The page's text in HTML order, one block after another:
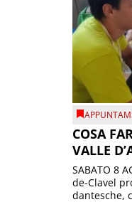
COSA
VALLE
SABATO 8
de-Clavel
dantesche,